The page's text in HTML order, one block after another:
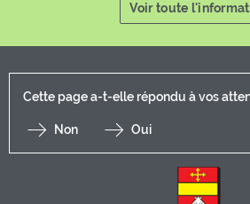
Voir toute
Cette page a-t-elle répondu à vos
Non Oui